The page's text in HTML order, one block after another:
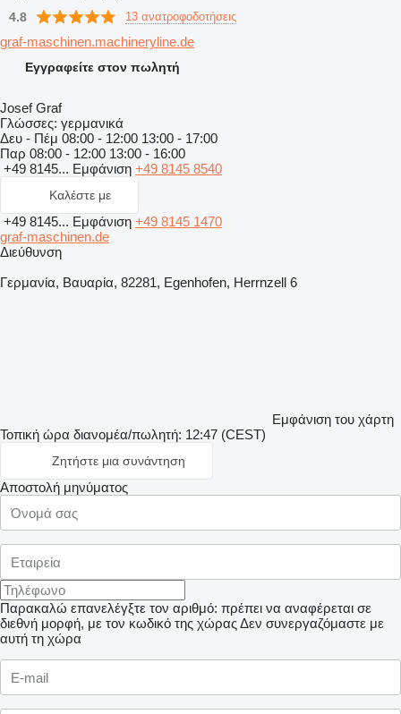
4.8 13 ανατροφοδοτήσεις
graf-maschinen.machineryline.de
Εγγραφείτε στον πωλητή
Josef Graf
Γλώσσες: γερμανικά
Δευ - Πέμ 08:00 - 12:00 13:00 - 17:00
Παρ 08:00 - 12:00 13:00 - 16:00
+49 8145... Εμφάνιση +49 8145 8540
Καλέστε με
+49 8145... Εμφάνιση +49 8145 1470
graf-maschinen.de
Διεύθυνση
Γερμανία, Βαυαρία, 82281, Egenhofen, Herrnzell 6
Εμφάνιση του χάρτη
Τοπική ώρα διανομέα/πωλητή: 12:47 (CEST)
Ζητήστε μια συνάντηση
Αποστολή μηνύματος
Παρακαλώ επανελέγξτε τον αριθμό: πρέπει να αναφέρεται σε
διεθνή μορφή, με τον κωδικό της χώραςΔεν συνεργαζόμαστε με
αυτή τη χώρα